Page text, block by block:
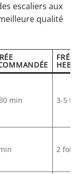
escaliers aux
qualité
min 3-5
2 fois